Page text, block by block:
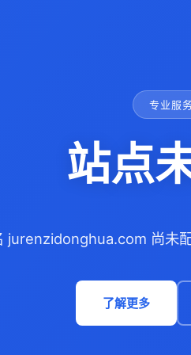
专业服
站点
jurenzidonghua.com 尚未
了解更多